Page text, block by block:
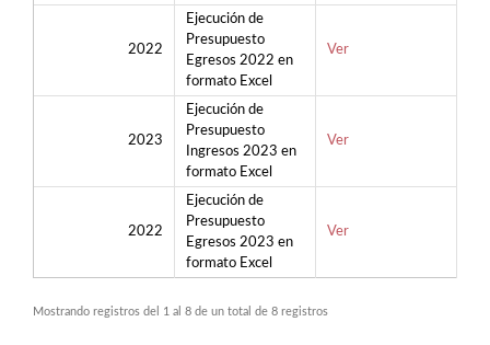
2022
Ejecución de
Presupuesto
Egresos 2022 en
formato Excel
Ver
2023
Ejecución de
Presupuesto
Ingresos 2023 en
formato Excel
Ver
2022
Ejecución de
Presupuesto
Egresos 2023 en
formato Excel
Ver
Mostrando registros del 1 al 8 de un total de 8 registros